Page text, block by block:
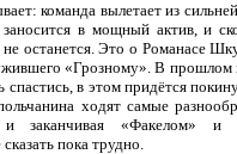
команда вылетает из
заносится в мощный актив, и
останется. Это о Романасе
«Грозному». В прошлом
спастись, в этом придётся
ходят самые
и заканчивая «Факелом» и
пока трудно.